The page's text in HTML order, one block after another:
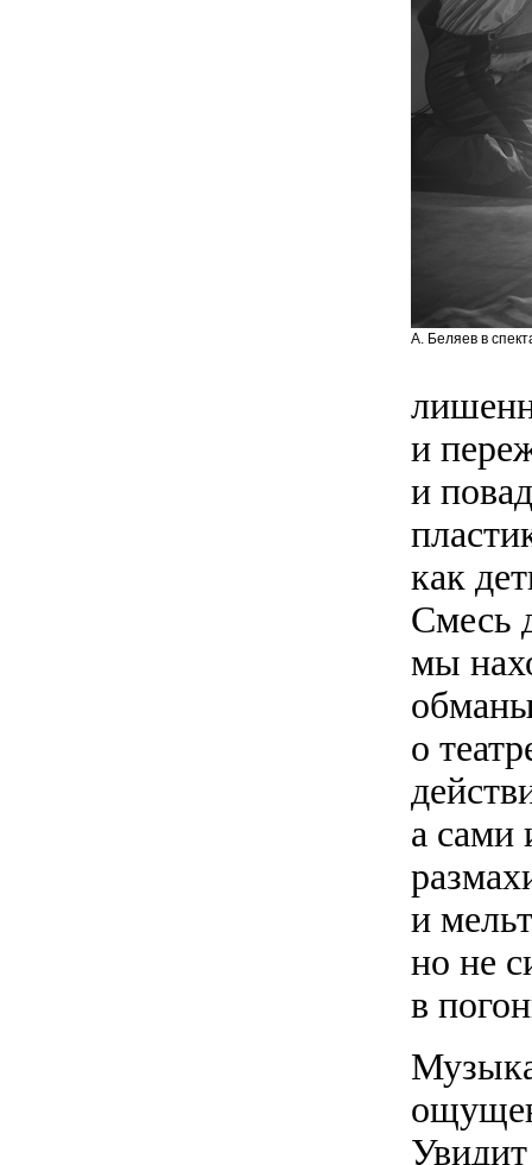
А. Беляев в
и
и
как
Смесь
мы
о
а сами
и
но не
в